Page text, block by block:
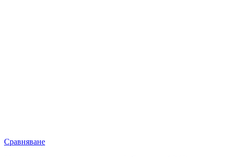
Сравняване